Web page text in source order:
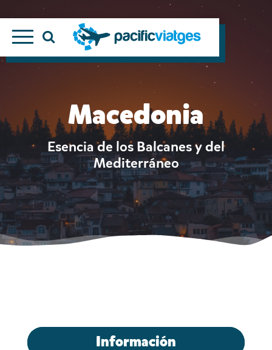
Macedonia
Esencia de los Balcanes y del
Mediterráneo
Información